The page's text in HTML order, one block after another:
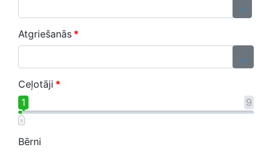
...
Atgriešanās *
...
Ceļotāji *
9
1
Bērni